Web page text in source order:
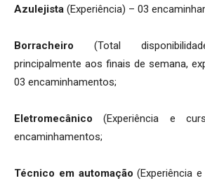
Azulejista (Experiência) – 03
Borracheiro (Total
principalmente aos finais de semana,
03 encaminhamentos;
Eletromecânico (Experiência e
encaminhamentos;
Técnico em automação (Experiência